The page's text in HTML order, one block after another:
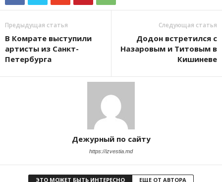
Предыдущая статья
В Комрате выступили
артисты из Санкт-
Петербурга
Следующая статья
Додон встретился с
Назаровым и Титовым в
Кишиневе
Дежурный по сайту
https://izvestia.md
ЭТО МОЖЕТ БЫТЬ ИНТЕРЕСНО ЕЩЕ ОТ АВТОРА